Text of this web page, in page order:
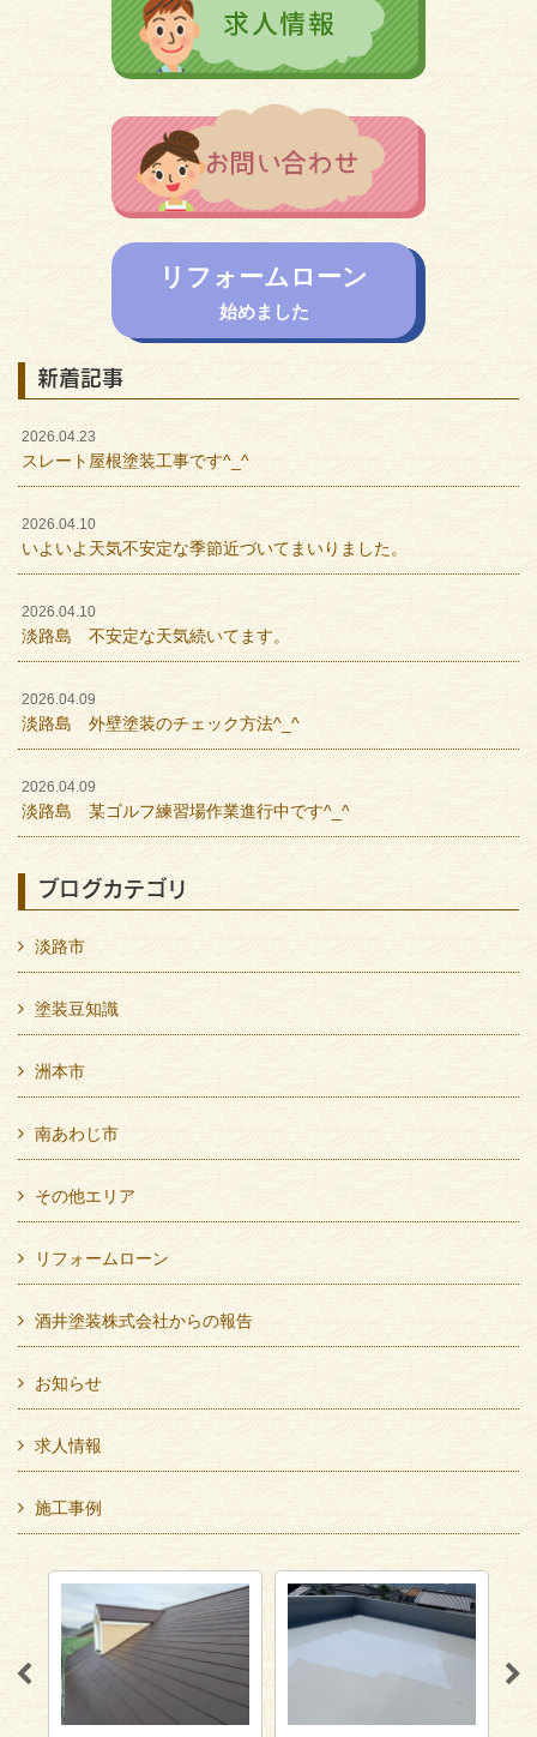
リフォームローン
始めました
新着記事
2026.04.23
スレート屋根塗装工事です^_^
2026.04.10
いよいよ天気不安定な季節近づいてまいりました。
2026.04.10
淡路島 不安定な天気続いてます。
2026.04.09
淡路島 外壁塗装のチェック方法^_^
2026.04.09
淡路島 某ゴルフ練習場作業進行中です^_^
ブログカテゴリ
淡路市
塗装豆知識
洲本市
南あわじ市
その他エリア
リフォームローン
酒井塗装株式会社からの報告
お知らせ
求人情報
施工事例